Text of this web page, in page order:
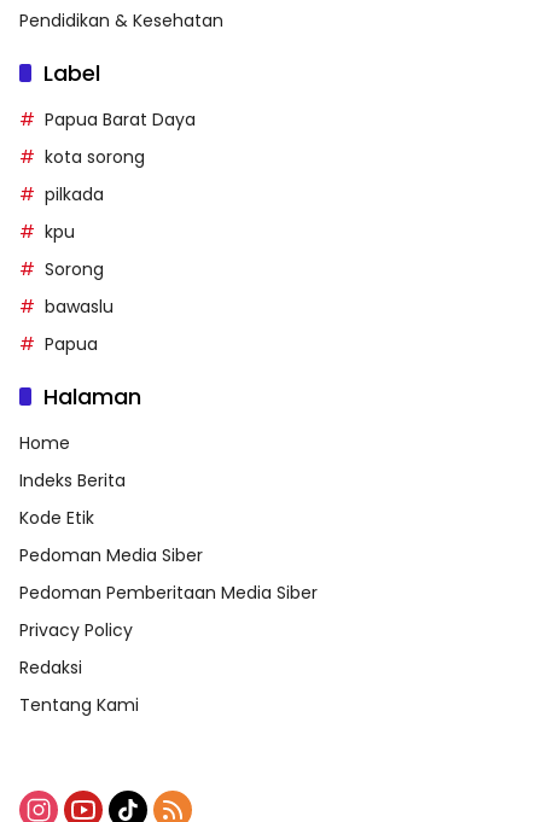
Pendidikan & Kesehatan
Label
Papua Barat Daya
kota sorong
pilkada
kpu
Sorong
bawaslu
Papua
Halaman
Home
Indeks Berita
Kode Etik
Pedoman Media Siber
Pedoman Pemberitaan Media Siber
Privacy Policy
Redaksi
Tentang Kami